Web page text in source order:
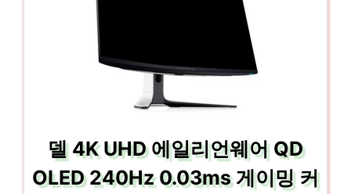
델 4K UHD 에일리언웨어 QD
OLED 240Hz 0.03ms 게이밍 커